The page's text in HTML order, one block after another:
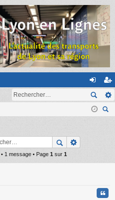
on
ne
ns
cri
• 1 message • Page 1 sur 1